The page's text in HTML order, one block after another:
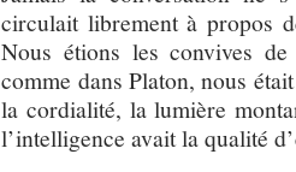
circulait librement à propos
Nous étions les convives
comme dans Platon, nous
la cordialité, la lumière
l’intelligence avait la qualité